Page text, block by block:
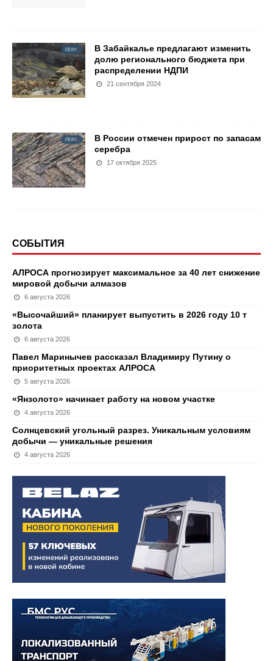
В Забайкалье предлагают изменить
долю регионального бюджета при
распределении НДПИ
21 сентября 2024
В России отмечен прирост по запасам
серебра
17 октября 2025
СОБЫТИЯ
АЛРОСА прогнозирует максимальное за 40 лет снижение
мировой добычи алмазов
6 августа 2026
«Высочайший» планирует выпустить в 2026 году 10 т
золота
6 августа 2026
Павел Маринычев рассказал Владимиру Путину о
приоритетных проектах АЛРОСА
5 августа 2026
«Янзолото» начинает работу на новом участке
4 августа 2026
Солнцевский угольный разрез. Уникальным условиям
добычи — уникальные решения
4 августа 2026